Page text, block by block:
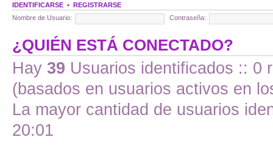
IDENTIFICARSE • REGISTRARSE
Nombre de Usuario:
Contraseña:
¿QUIÉN ESTÁ CONECTADO?
Hay 39 Usuarios identificados :: 0
(basados en usuarios activos en
La mayor cantidad de usuarios
20:01